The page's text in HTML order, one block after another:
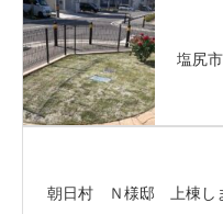
塩尻
朝日村 Ｎ様邸 上棟し